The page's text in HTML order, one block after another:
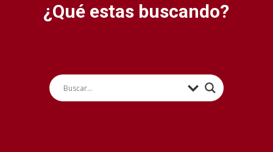
¿Qué estas buscando?